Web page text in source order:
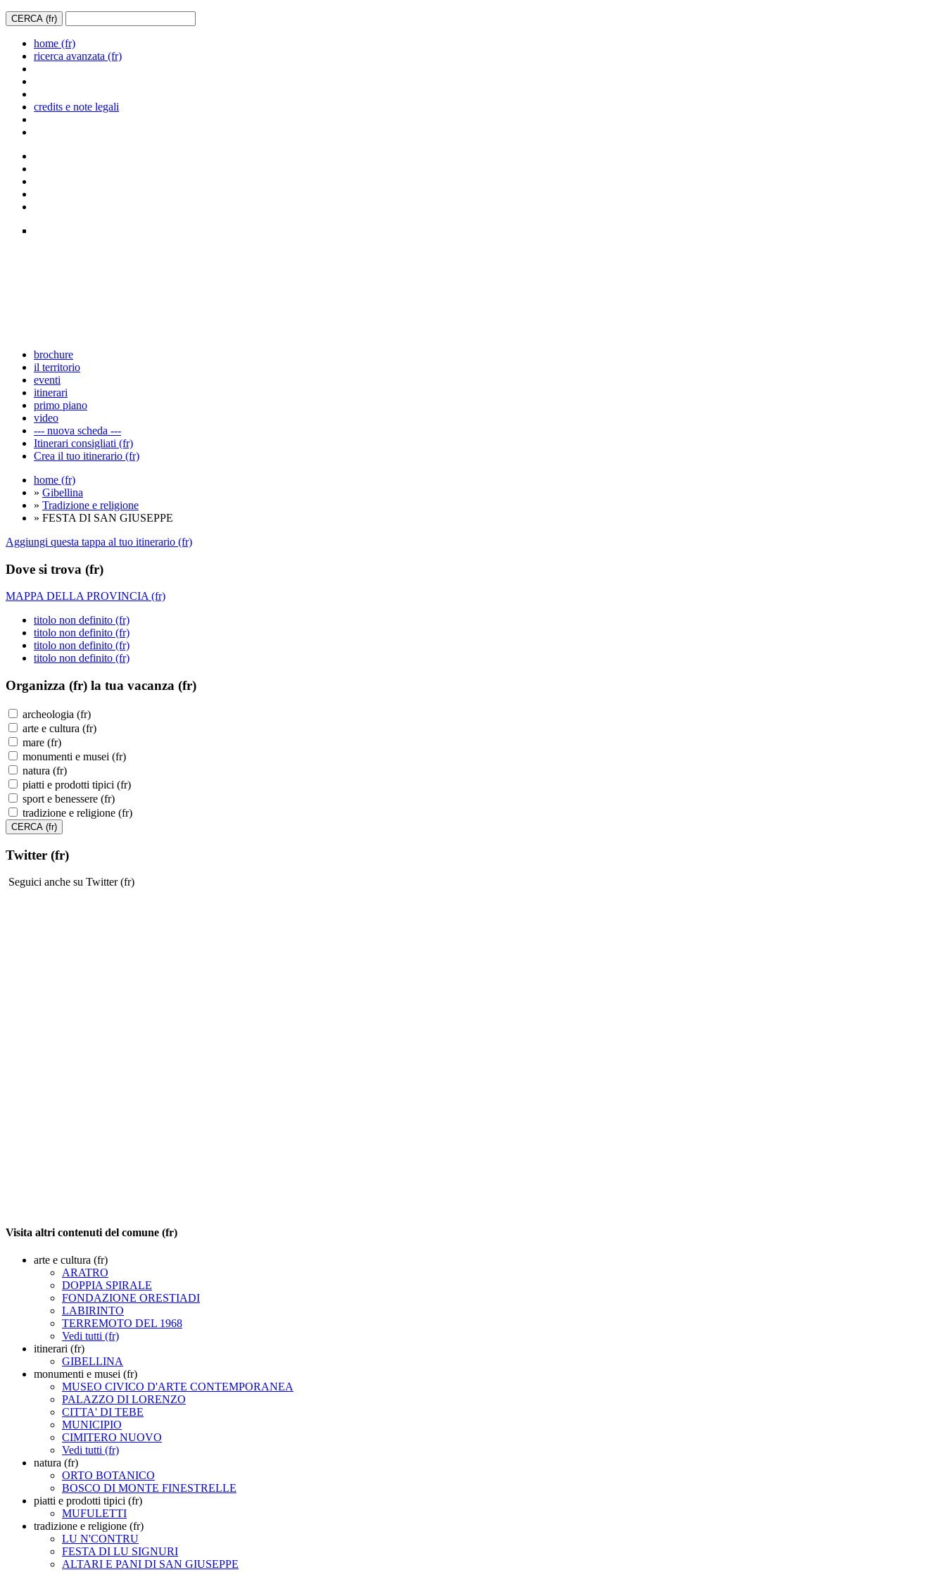
home (fr)
ricerca avanzata (fr)
credits e note legali
brochure
il territorio
eventi
itinerari
primo piano
video
--- nuova scheda ---
Itinerari consigliati (fr)
Crea il tuo itinerario (fr)
home (fr)
» Gibellina
» Tradizione e religione
» FESTA DI SAN GIUSEPPE
Aggiungi questa tappa al tuo itinerario (fr)
Dove si trova (fr)
MAPPA DELLA PROVINCIA (fr)
titolo non definito (fr)
titolo non definito (fr)
titolo non definito (fr)
titolo non definito (fr)
Organizza (fr) la tua vacanza (fr)
archeologia (fr)
arte e cultura (fr)
mare (fr)
monumenti e musei (fr)
natura (fr)
piatti e prodotti tipici (fr)
sport e benessere (fr)
tradizione e religione (fr)
Twitter (fr)
Seguici anche su Twitter (fr)
Visita altri contenuti del comune (fr)
arte e cultura (fr)
ARATRO
DOPPIA SPIRALE
FONDAZIONE ORESTIADI
LABIRINTO
TERREMOTO DEL 1968
Vedi tutti (fr)
itinerari (fr)
GIBELLINA
monumenti e musei (fr)
MUSEO CIVICO D'ARTE CONTEMPORANEA
PALAZZO DI LORENZO
CITTA' DI TEBE
MUNICIPIO
CIMITERO NUOVO
Vedi tutti (fr)
natura (fr)
ORTO BOTANICO
BOSCO DI MONTE FINESTRELLE
piatti e prodotti tipici (fr)
MUFULETTI
tradizione e religione (fr)
LU N'CONTRU
FESTA DI LU SIGNURI
ALTARI E PANI DI SAN GIUSEPPE